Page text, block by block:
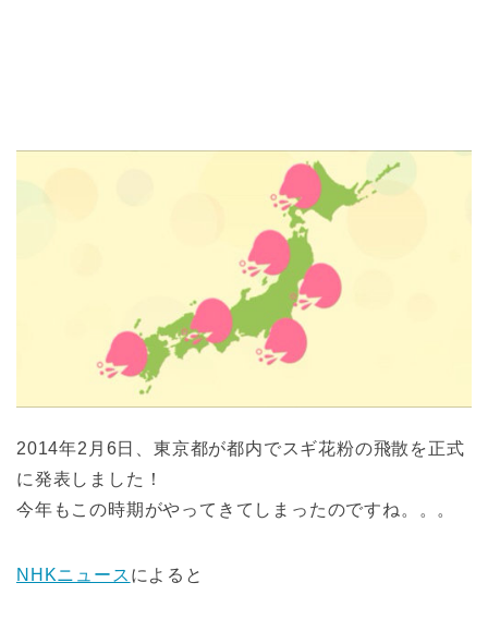
2014年2月6日、東京都が都内でスギ花粉の飛散を正式
に発表しました！
今年もこの時期がやってきてしまったのですね。。。
NHKニュース によると